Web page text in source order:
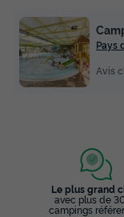
Pays
Avis
Le plus grand
avec plus de
campings